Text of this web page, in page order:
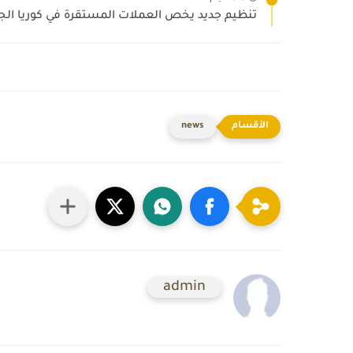
تنظيم جديد يخص العملات المستقرة في كوريا
news
admin